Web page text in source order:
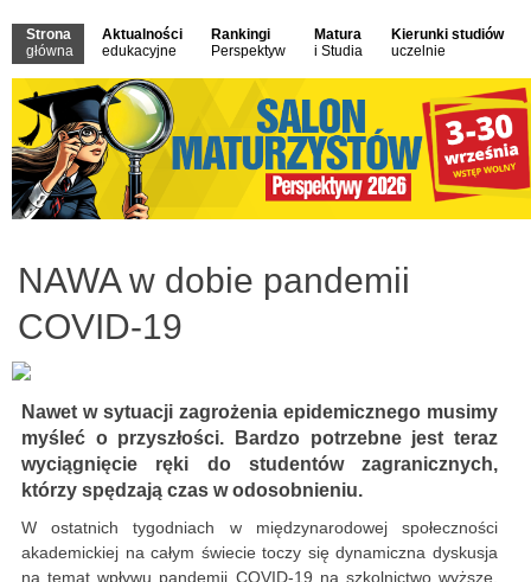
Strona
główna
Aktualności
edukacyjne
Rankingi
Perspektyw
Matura
i Studia
Kierunki studiów
uczelnie
NAWA w dobie pandemii
COVID-19
Nawet w sytuacji zagrożenia epidemicznego musimy
myśleć o przyszłości. Bardzo potrzebne jest teraz
wyciągnięcie ręki do studentów zagranicznych,
którzy spędzają czas w odosobnieniu.
W ostatnich tygodniach w międzynarodowej społeczności
akademickiej na całym świecie toczy się dynamiczna dyskusja
na temat wpływu pandemii COVID-19 na szkolnictwo wyższe,